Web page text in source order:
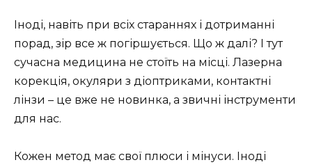
Іноді, навіть при всіх стараннях і дотриманні
порад, зір все ж погіршується. Що ж далі? І тут
сучасна медицина не стоїть на місці. Лазерна
корекція, окуляри з діоптриками, контактні
лінзи – це вже не новинка, а звичні інструменти
для нас.
Кожен метод має свої плюси і мінуси. Іноді